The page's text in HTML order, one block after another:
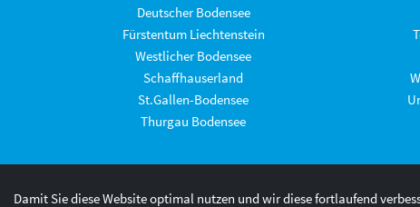
Deutscher Bodensee
Fürstentum Liechtenstein
Westlicher Bodensee
Schaffhauserland
St.Gallen-Bodensee
Thurgau Bodensee
Damit Sie diese Website optimal nutzen und wir diese fortlaufend